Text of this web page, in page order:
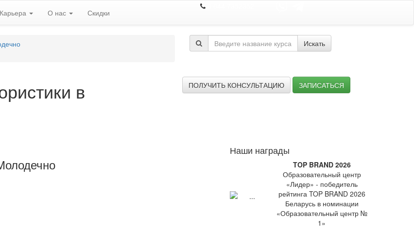
Карьера О нас Скидки
Искать
в ПОЛУЧИТЬ КОНСУЛЬТАЦИЮ ЗАПИСАТЬСЯ
Наши награды
TOP BRAND 2026
Образовательный центр
«Лидер» - победитель
рейтинга TOP BRAND 2026
Беларусь в номинации
«Образовательный центр №
1»